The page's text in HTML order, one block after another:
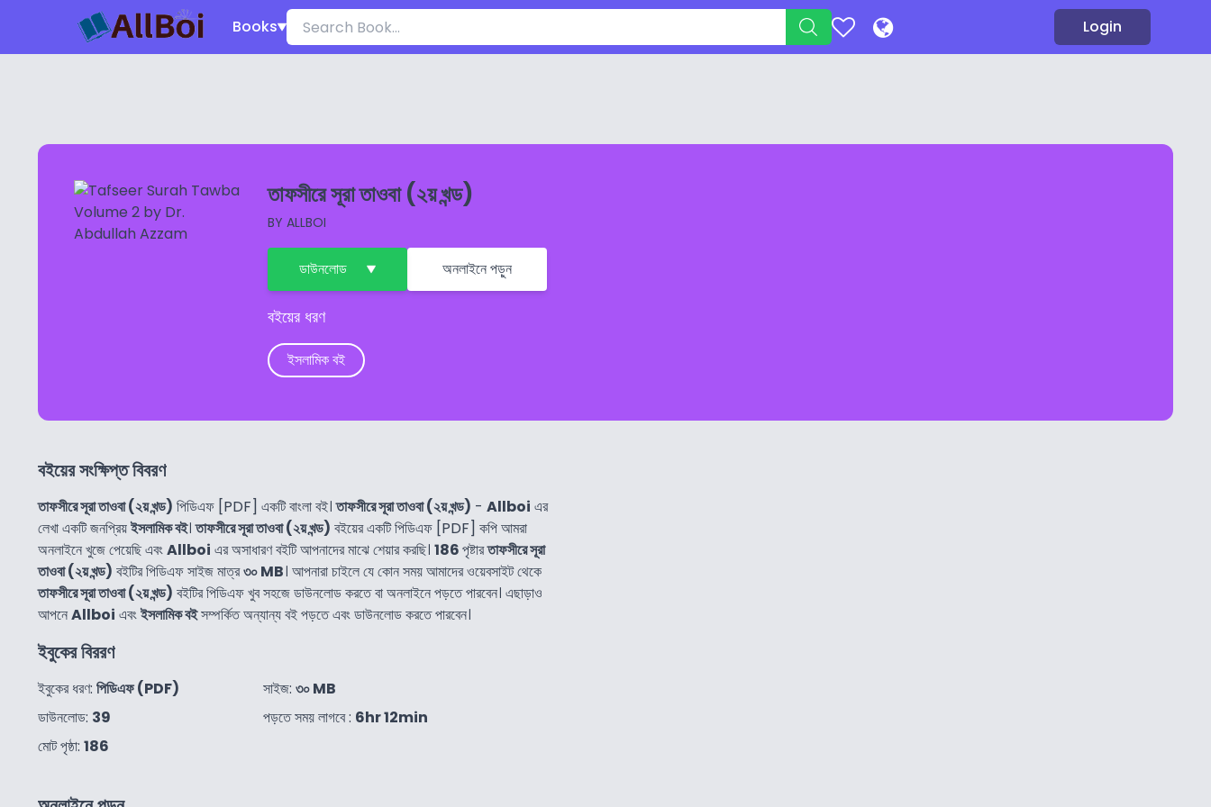
Books Login
তাফসীরে সূরা তাওবা (২য় খন্ড)
BY ALLBOI
ডাউনলোড অনলাইনে পড়ুন
বইয়ের ধরণ
ইসলামিক বই
বইয়ের সংক্ষিপ্ত বিবরণ
তাফসীরে সূরা তাওবা (২য় খন্ড) পিডিএফ [PDF] একটি বাংলা বই।তাফসীরে সূরা তাওবা (২য় খন্ড) - Allboi এর
লেখা একটি জনপ্রিয়ইসলামিক বই।তাফসীরে সূরা তাওবা (২য় খন্ড) বইয়ের একটি পিডিএফ [PDF] কপি আমরা
অনলাইনে খুজে পেয়েছি এবংAllboi এর অসাধারণ বইটি আপনাদের মাঝে শেয়ার করছি। 186পৃষ্টারতাফসীরে সূরা
তাওবা (২য় খন্ড) বইটির পিডিএফ সাইজ মাত্র৩০ MB। আপনারা চাইলে যে কোন সময় আমাদের ওয়েবসাইট থেকে
তাফসীরে সূরা তাওবা (২য় খন্ড) বইটির পিডিএফ খুব সহজে ডাউনলোড করতে বা অনলাইনে পড়তে পারবেন। এছাড়াও
আপনেAllboi এবংইসলামিক বইসম্পর্কিত অন্যান্য বই পড়তে এবং ডাউনলোড করতে পারবেন।
ইবুকের বিররণ
ইবুকের ধরণ: পিডিএফ (PDF)
ডাউনলোড: 39
মোট পৃষ্ঠা: 186
সাইজ: ৩০ MB
পড়তে সময় লাগবে : 6hr 12min